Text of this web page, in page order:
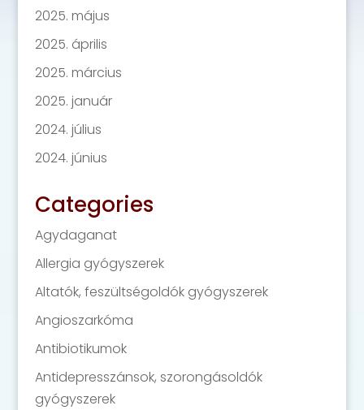
2025. május
2025. április
2025. március
2025. január
2024. július
2024. június
Categories
Agydaganat
Allergia gyógyszerek
Altatók, feszültségoldók gyógyszerek
Angioszarkóma
Antibiotikumok
Antidepresszánsok, szorongásoldók
gyógyszerek